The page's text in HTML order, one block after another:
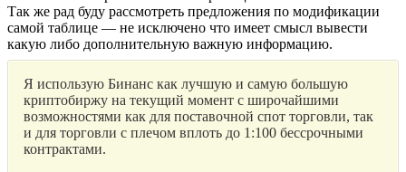
Так же рад буду рассмотреть предложения по модификации
самой таблице — не исключено что имеет смысл вывести
какую либо дополнительную важную информацию.
Я использую Бинанс как лучшую и самую большую
криптобиржу на текущий момент с широчайшими
возможностями как для поставочной спот торговли, так
и для торговли с плечом вплоть до 1:100 бессрочными
контрактами.